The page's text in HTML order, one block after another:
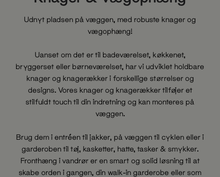
Udnyt pladsen på væggen, med robuste knager og
vægophæng!
Uanset om det er til badeværelset, køkkenet,
bryggerset eller børneværelset, har vi udviklet holdbare
knager og knagerækker i forskellige størrelser og
designs. Vores knager og knagerækker tilføjer et
stilfuldt touch til din indretning og kan monteres på
væggen.
Brug dem i entréen til jakker, på væggen til cyklen eller i
garderoben til tøj, kasketter, hatte, tasker & smykker.
Fronthæng i vandrør er en smart og solid løsning til at
skabe orden i gangen, din walk-in garderobe eller som